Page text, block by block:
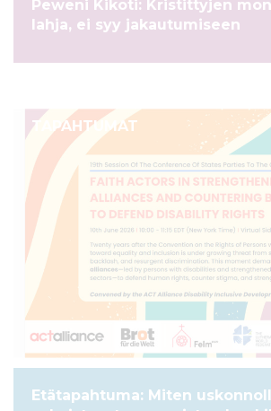
Peweni Kikoti: Kristittyjen
lahja, ei syy jakautumiseen
TAPAHTUMAT
Etätapahtuma: Miten